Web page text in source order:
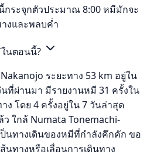
กระจุกตัวประมาณ 8:00 หมีมักจะ
งและพลบค่ำ
นตอนนี้?
ระยะทาง 53 km อยู่ใน
ที่ผ่านมา มีรายงานหมี 31 ครั้งใน
ง โดย 4 ครั้งอยู่ใน 7 วันล่าสุด
ใกล้ Numata Tonemachi-
นทางเดินของหมีที่กำลังคึกคัก ขอ
นทางหรือเลื่อนการเดินทาง